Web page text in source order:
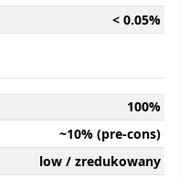
< 0.05%
100%
~10% (pre-cons)
low / zredukowany